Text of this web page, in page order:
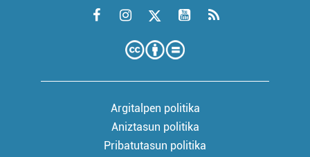
Argitalpen politika
Aniztasun politika
Pribatutasun politika